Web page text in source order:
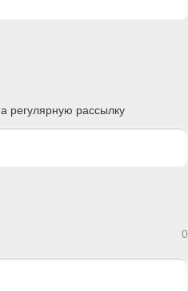
регулярную рассылку
0